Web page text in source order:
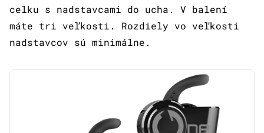
celku s nadstavcami do ucha. V balení
máte tri veľkosti. Rozdiely vo veľkosti
nadstavcov sú minimálne.